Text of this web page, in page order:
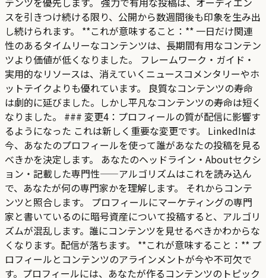
スを引きつけ続ける限り、公開から数週間後も印象を生み出
し続けられます。 **これが意味すること：** 一日だけ関連
性のあるタイムリーなコンテンツは、長期間有用なコンテン
ツより価値が低くなりました。 フレームワーク・ガイド・
実用的なリソースは、消えていくニュースコメンタリーやホ
ットテイクよりも優れています。 良質なコンテンツの寿命
は劇的に延びました。しかし平凡なコンテンツの寿命は短く
なりました。 ### 変更4：プロフィールの質が配信に影響す
るようになった これは新しく重要な変更です。 LinkedInは
今、あなたのプロフィールを使って誰があなたの投稿を見る
べきかを決定します。 あなたのヘッドライン・Aboutセクシ
ョン・記載した専門性——アルゴリズムはこれを読み込ん
で、あなたが何の専門家かを理解します。 それからコンテ
ンツと照合します。 プロフィールにマーケティングの専門
家と書いているのに暗号資産について投稿すると、アルゴリ
ズムが混乱します。誰にコンテンツを見せるべきかわからな
くなります。配信が落ちます。 **これが意味すること：** プ
ロフィールとコンテンツのアラインメントが今や不可欠で
す。プロフィールには、あなたが作るコンテンツのトピック